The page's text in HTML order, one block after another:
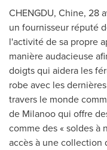
CHENGDU, Chine, 28
un fournisseur réputé
l'activité de sa propre
manière audacieuse
doigts qui aidera les
robe avec les
travers le monde
de Milanoo qui offre
comme des « soldes à
accès à une collection